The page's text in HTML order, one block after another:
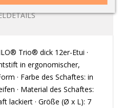
Trio® dick 12er-Etui ·
in ergonomischer,
· Farbe des Schaftes: in
· Material des Schaftes:
lackiert · Größe (Ø x L): 7